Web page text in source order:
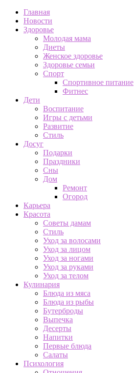
Главная
Новости
Здоровье
Молодая мама
Диеты
Женское здоровье
Здоровье семьи
Спорт
Спортивное питание
Фитнес
Дети
Воспитание
Игры с детьми
Развитие
Стиль
Досуг
Подарки
Праздники
Сны
Дом
Ремонт
Огород
Карьера
Красота
Советы дамам
Стиль
Уход за волосами
Уход за лицом
Уход за ногами
Уход за руками
Уход за телом
Кулинария
Блюда из мяса
Блюда из рыбы
Бутерброды
Выпечка
Десерты
Напитки
Первые блюда
Салаты
Психология